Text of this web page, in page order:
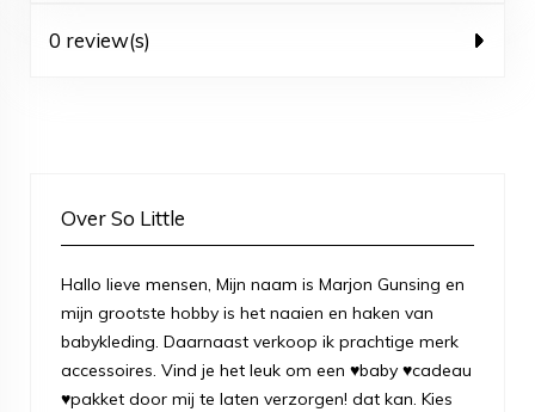
0 review(s)
Over So Little
Hallo lieve mensen, Mijn naam is Marjon Gunsing en
mijn grootste hobby is het naaien en haken van
babykleding. Daarnaast verkoop ik prachtige merk
accessoires. Vind je het leuk om een ♥baby ♥cadeau
♥pakket door mij te laten verzorgen! dat kan. Kies